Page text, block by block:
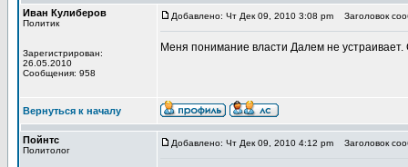
Иван Кулиберов
Политик
Зарегистрирован:
26.05.2010
Сообщения: 958
Добавлено: Чт Дек 09, 2010 3:08 pm Заголовок
Меня понимание власти Далем не
Вернуться к началу
Пойнтс
Политолог
Добавлено: Чт Дек 09, 2010 4:12 pm Заголовок